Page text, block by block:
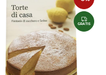
GRATIS